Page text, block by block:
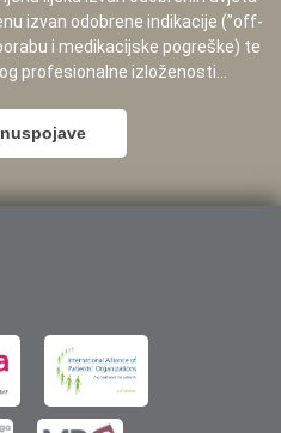
izvan odobrene indikacije (”off-
i medikacijske pogreške) te
profesionalne izloženosti...